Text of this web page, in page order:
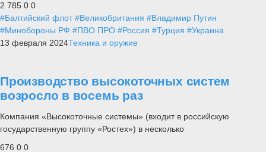
2 785 0 0
#Балтийский флот #Великобритания #Владимир Путин
#Минобороны РФ #ПВО ПРО #Россия #Турция #Украина
13 февраля 2024Техника и оружие
Производство высокоточных систем
возросло в восемь раз
Компания «Высокоточные системы» (входит в российскую
государственную группу «Ростех») в несколько
676 0 0